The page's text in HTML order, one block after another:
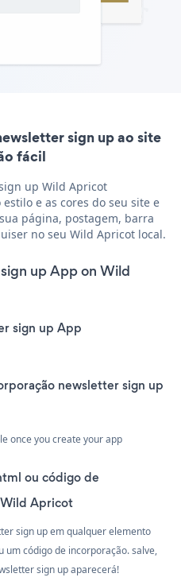
sign up ao site
fácil
up Wild Apricot
e as cores do seu site e
página, postagem, barra
no seu Wild Apricot local.
up App on Wild
sign up App
newsletter sign up
once you create your app
ou código de
Apricot
sign up em qualquer elemento
um código de incorporação. salve,
sign up aparecerá!